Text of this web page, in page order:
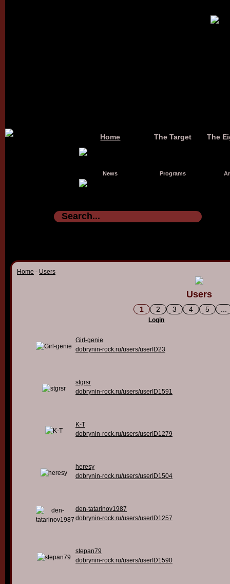
Home The Target The
News Programs
Home - Users
Users
1 2 3 4 5
Login
Girl-genie
dobrynin-rock.ru/users/userID23
stgrsr
dobrynin-rock.ru/users/userID1591
K-T
dobrynin-rock.ru/users/userID1279
heresy
dobrynin-rock.ru/users/userID1504
den-tatarinov1987
dobrynin-rock.ru/users/userID1257
stepan79
dobrynin-rock.ru/users/userID1590